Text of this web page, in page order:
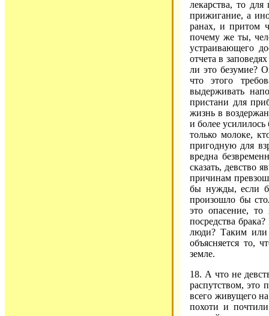
лекарства, то
прижигание, а
ранах, и притом
почему же ты,
устраивающего
отчета в
ли это безумие?
что этого
выдерживать
пристани для
жизнь в
и более
только молоке,
пригодную для
вредна
сказать, девство
причинам
бы нужды, если
произошло бы
это опасение,
посредства
люди? Таким или
объясняется то,
земле.
18. А что не
распутством, это
всего живущего
похоти и